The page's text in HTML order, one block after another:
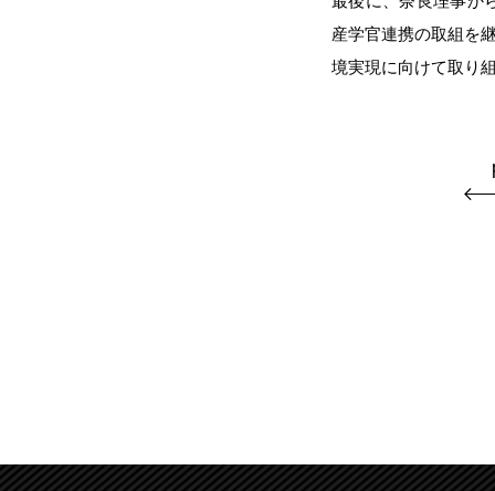
産学官連携の取組を
境実現に向けて取り